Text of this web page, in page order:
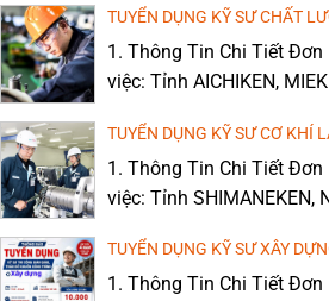
TUYỂN DỤNG KỸ SƯ CHẤT
AICHIKEN, MIEKEN – NHẬT
1. Thông Tin Chi Tiết
việc: Tỉnh AICHIKEN,
TUYỂN DỤNG KỸ SƯ CƠ KHÍ
– NHẬT BẢN (LƯƠNG CAO,
1. Thông Tin Chi Tiết
việc: Tỉnh SHIMANEKEN,
TUYỂN DỤNG KỸ SƯ XÂY
NHẬT BẢN (LƯƠNG CAO,
1. Thông Tin Chi Tiết